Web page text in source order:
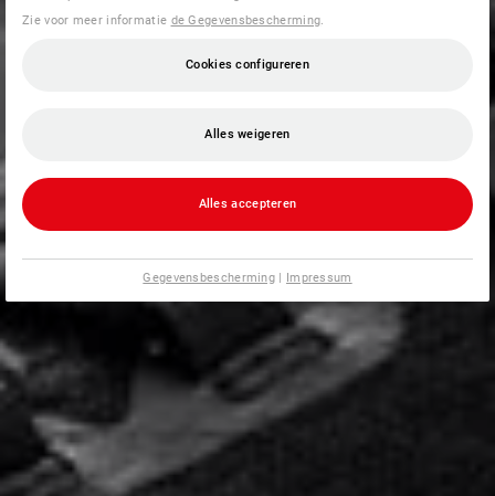
Zie voor meer informatie de Gegevensbescherming
Cookies configureren
Alles weigeren
Alles accepteren
Gegevensbescherming | Impressum